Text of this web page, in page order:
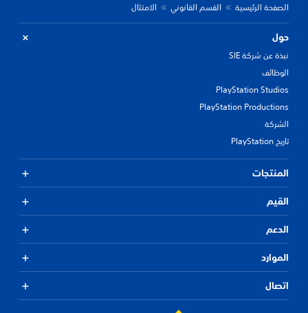
الصفحة الرئيسية القسم القانوني الامتثال
حول
نبذة عن شركة SIE
الوظائف
PlayStation Studios
PlayStation Productions
الشركة
تاريخ PlayStation
المنتجات
القيم
الدعم
الموارد
اتصال